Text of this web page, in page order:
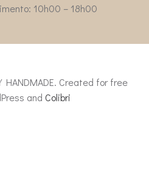
10h00 – 18h00
HANDMADE. Created for free
and Colibri